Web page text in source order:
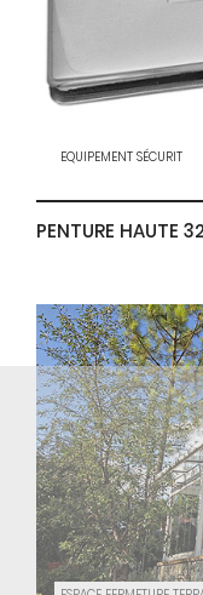
EQUIPEMENT SÉCURIT
PENTURE HAUTE